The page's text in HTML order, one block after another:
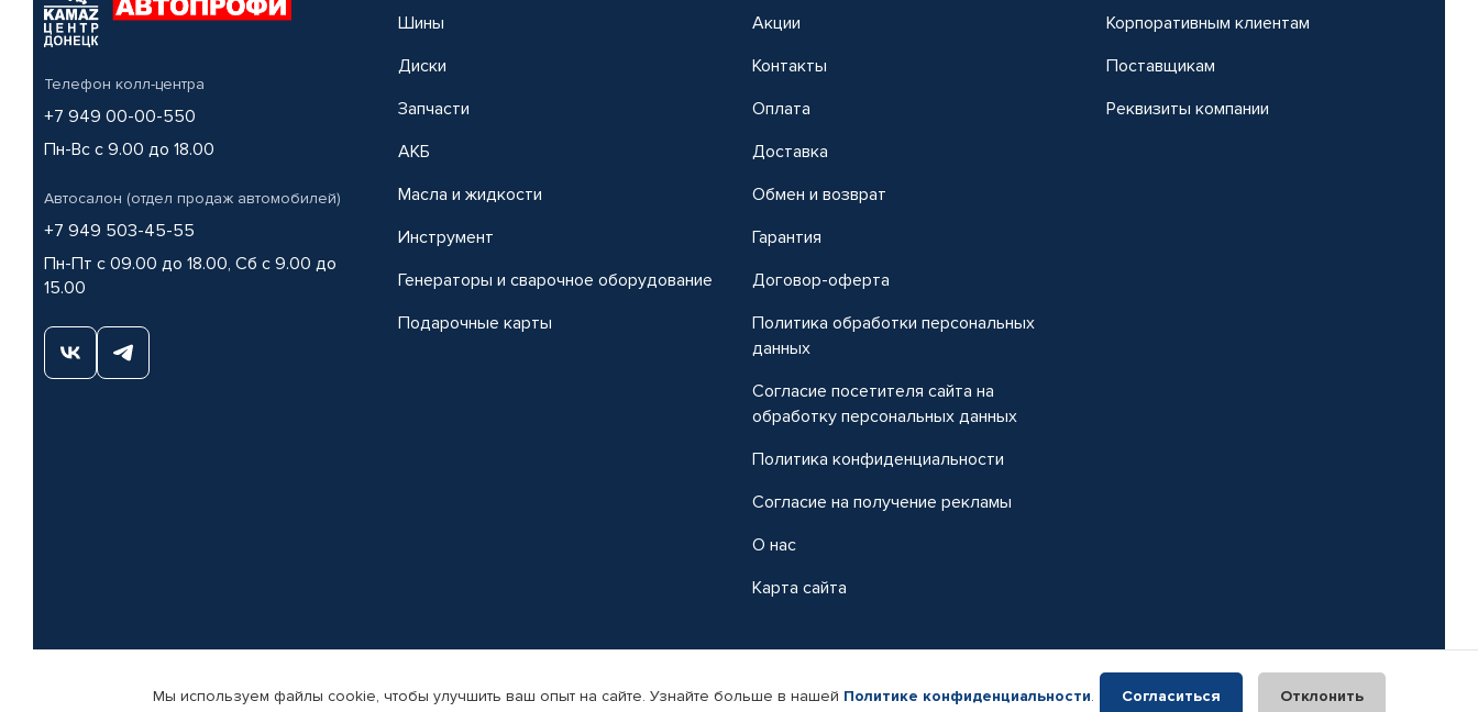
Телефон колл-центра
+7 949 00-00-550
Пн-Вс с 9.00 до 18.00
Автосалон (отдел продаж автомобилей)
+7 949 503-45-55
Пн-Пт с 09.00 до 18.00, Сб с 9.00 до
15.00
Шины
Диски
Запчасти
АКБ
Масла и жидкости
Инструмент
Генераторы и сварочное оборудование
Подарочные карты
Акции
Контакты
Оплата
Доставка
Обмен и возврат
Гарантия
Договор-оферта
Политика обработки персональных
данных
Согласие посетителя сайта на
обработку персональных данных
Политика конфиденциальности
Согласие на получение рекламы
О нас
Карта сайта
Корпоративным клиентам
Поставщикам
Реквизиты компании
© КАМАЗ ЦЕНТР ДОНЕЦК, 2015-2026. Все права защищены. Интернет-магазин автомобильных товаров Автопрофи.
Мы используем файлы cookie, чтобы улучшить ваш опыт на сайте. Узнайте больше в нашей Политике конфиденциальности. Согласиться Отклонить